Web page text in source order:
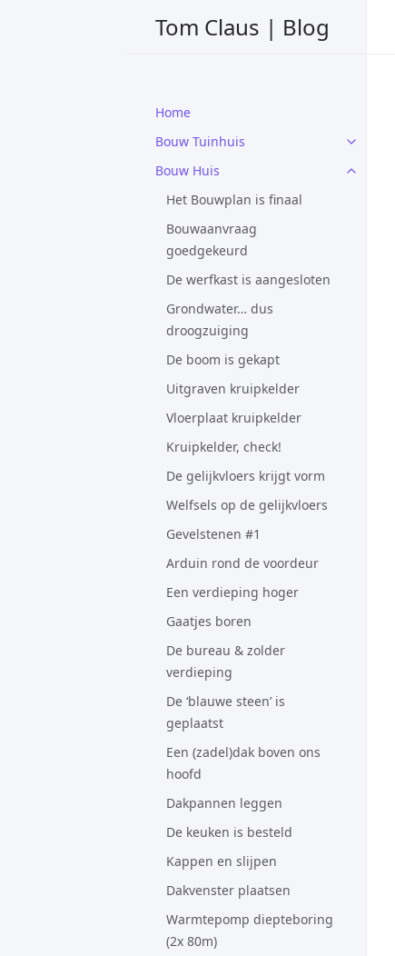
Tom Claus | Blog
Home
Bouw Tuinhuis
Bouw Huis
Het Bouwplan is finaal
Bouwaanvraag
goedgekeurd
De werfkast is aangesloten
Grondwater… dus
droogzuiging
De boom is gekapt
Uitgraven kruipkelder
Vloerplaat kruipkelder
Kruipkelder, check!
De gelijkvloers krijgt vorm
Welfsels op de gelijkvloers
Gevelstenen #1
Arduin rond de voordeur
Een verdieping hoger
Gaatjes boren
De bureau & zolder
verdieping
De ‘blauwe steen’ is
geplaatst
Een (zadel)dak boven ons
hoofd
Dakpannen leggen
De keuken is besteld
Kappen en slijpen
Dakvenster plaatsen
Warmtepomp diepteboring
(2x 80m)